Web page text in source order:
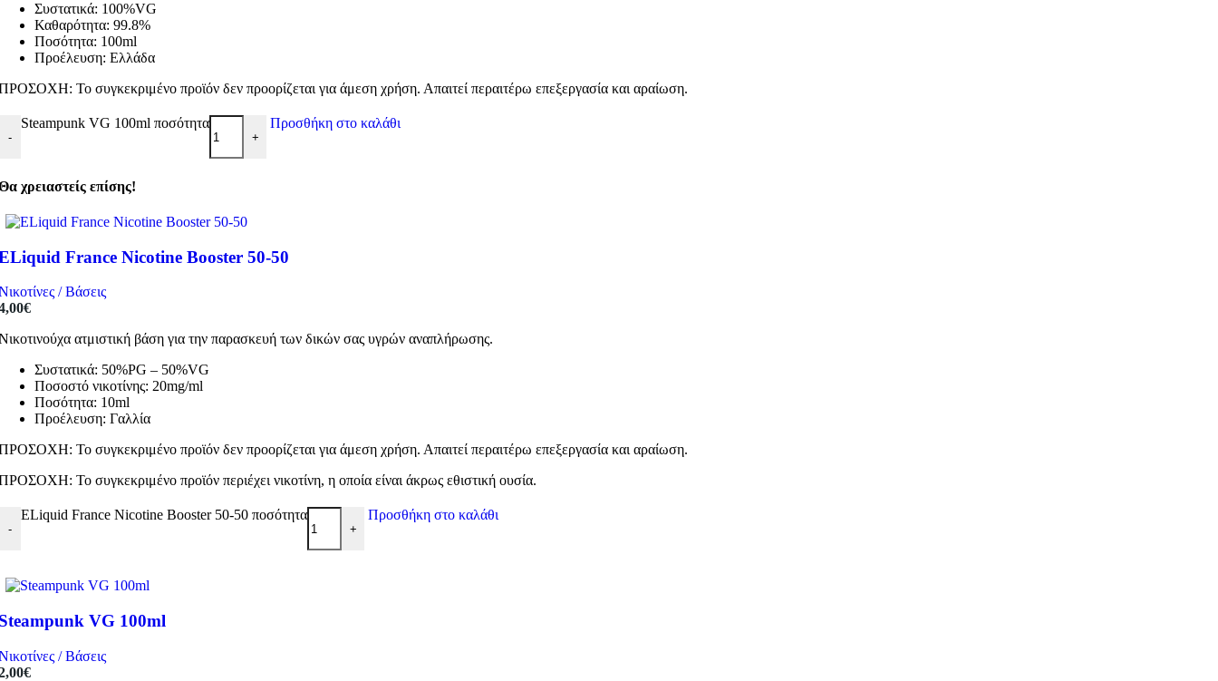
Συστατικά: 100%VG
Καθαρότητα: 99.8%
Ποσότητα: 100ml
Προέλευση: Ελλάδα
Το συγκεκριμένο προϊόν δεν προορίζεται για άμεση χρήση. Απαιτεί περαιτέρω επεξεργασία και αραίωση.
-
Steampunk VG 100ml ποσότητα
+
Προσθήκη στο καλάθι
χρειαστείς επίσης!
France Nicotine Booster 50-50
/ Βάσεις
€
ατμιστική βάση για την παρασκευή των δικών σας υγρών αναπλήρωσης.
Συστατικά: 50%PG – 50%VG
Ποσοστό νικοτίνης: 20mg/ml
Ποσότητα: 10ml
Προέλευση: Γαλλία
Το συγκεκριμένο προϊόν δεν προορίζεται για άμεση χρήση. Απαιτεί περαιτέρω επεξεργασία και αραίωση.
Το συγκεκριμένο προϊόν περιέχει νικοτίνη, η οποία είναι άκρως εθιστική ουσία.
-
ELiquid France Nicotine Booster 50-50 ποσότητα
+
Προσθήκη στο καλάθι
VG 100ml
/ Βάσεις
€